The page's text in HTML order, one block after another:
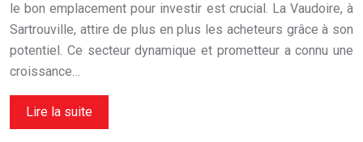
le bon emplacement pour investir est crucial. La Vaudoire, à
Sartrouville, attire de plus en plus les acheteurs grâce à son
potentiel. Ce secteur dynamique et prometteur a connu une
croissance…
Lire la suite